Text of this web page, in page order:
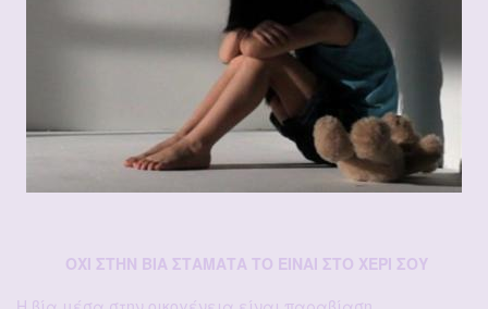
ΟΧΙ ΣΤΗΝ ΒΙΑ ΣΤΑΜΑΤΑ ΤΟ ΕΙΝΑΙ ΣΤΟ ΧΕΡΙ ΣΟΥ